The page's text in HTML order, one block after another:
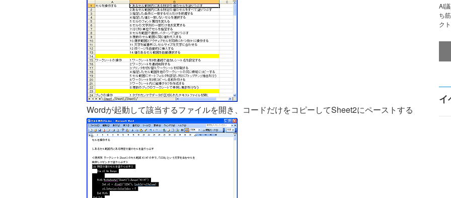
Wordが起動して該当するファイルを開き、コードだけをコピーしてSheet2にペーストする
AI
ち
ク
イ